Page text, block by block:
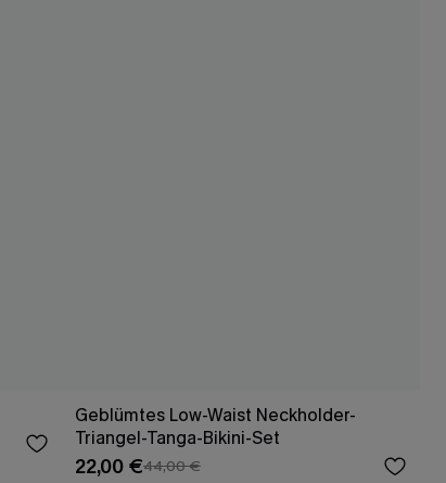
Geblümtes Low-Waist Neckholder-
Triangel-Tanga-Bikini-Set
22,00 €44,00 €